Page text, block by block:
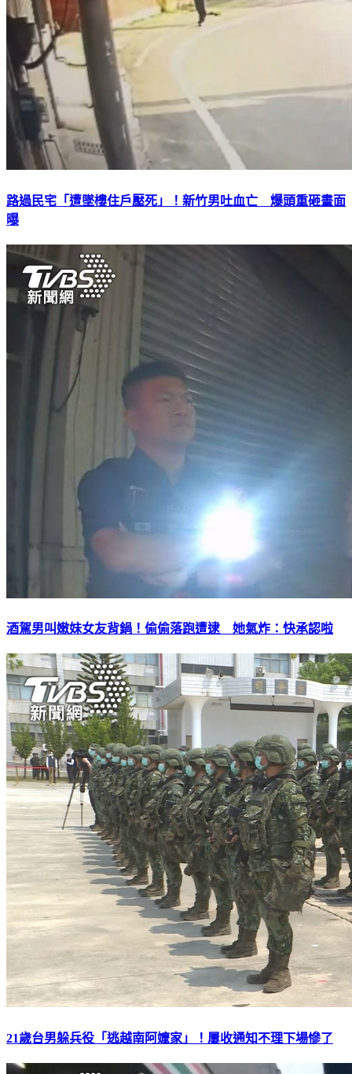
路過民宅「遭墜樓住戶壓死」！新竹男吐血亡 爆頭重砸畫面
曝
酒駕男叫嫩妹女友背鍋！偷偷落跑遭逮 她氣炸：快承認啦
21歲台男躲兵役「逃越南阿嬤家」！屢收通知不理下場慘了